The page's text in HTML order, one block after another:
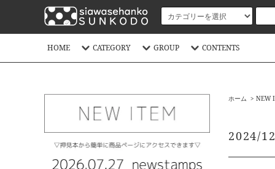
HOME CATEGORY GROUP CONTENTS
ホーム > NEW
2024/